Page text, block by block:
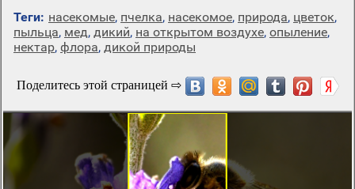
Теги: насекомые, пчелка, насекомое, природа, цветок,
пыльца, мед, дикий, на открытом воздухе, опыление,
нектар, флора, дикой природы